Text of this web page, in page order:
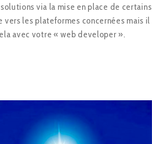
via la mise en place de certains
les plateformes concernées mais il
avec votre « web developer ».